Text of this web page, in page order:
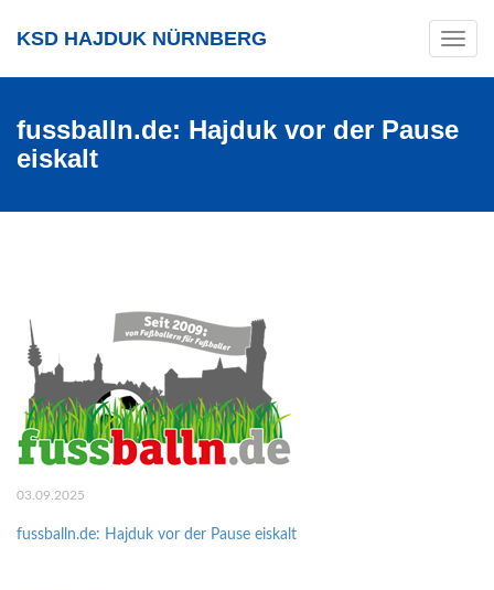
Toggle
KSD HAJDUK NÜRNBERG
fussballn.de: Hajduk vor der Pause
eiskalt
03.09.2025
fussballn.de: Hajduk vor der Pause eiskalt